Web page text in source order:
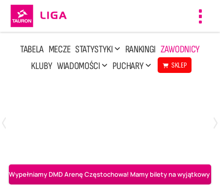
TABELA MECZE STATYSTYKI RANKINGI ZAWODNICY
KLUBY WIADOMOŚCI PUCHARY SKLEP
Wypełniamy DMD Arenę Częstochowa! Mamy bilety na wyjątkowy